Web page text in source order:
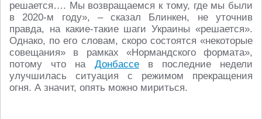
решается…. Мы возвращаемся к тому, где мы были
в 2020-м году», – сказал Блинкен, не уточнив
правда, на какие-такие шаги Украины «решается».
Однако, по его словам, скоро состоятся «некоторые
совещания» в рамках «Нормандского формата»,
потому что на Донбассев последние недели
улучшилась ситуация с режимом прекращения
огня. А значит, опять можно мириться.